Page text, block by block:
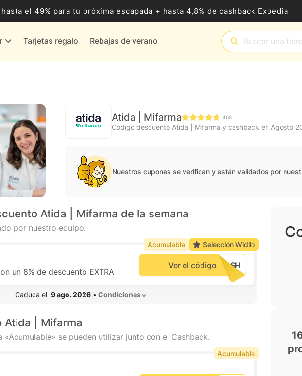
el 49% para tu próxima escapada + hasta 4,8% de cashback Expedia
Tarjetas regalo Rebajas de verano
y Cultura
y energía
Atida | Mifarma 468
Código descuento Atida | Mifarma y cashback en Agosto
Nuestros cupones se verifican y están validados por
Atida | Mifarma de la semana
por nuestro equipo.
un 8% de descuento EXTRA
Ver el código
Caduca el 9 ago. 2026 • Condiciones
Acumulable Selección Widilo
Atida | Mifarma
se pueden utilizar junto con el Cashback.
Acumulable